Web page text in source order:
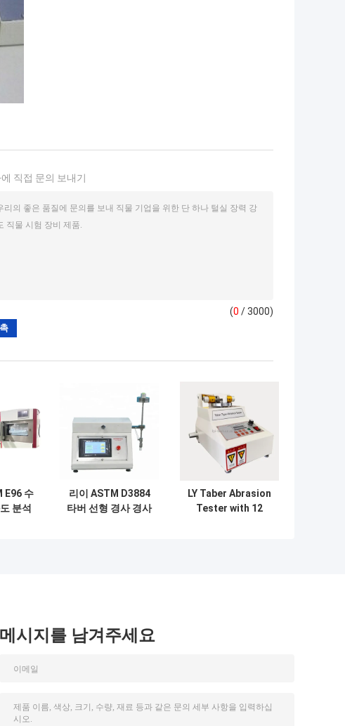
직접 문의 보내기
(0 / 3000)
E96 수
분석
리이 ASTM D3884
타버 선형 경사 경사
LY Taber Abrasion
Tester with 12
메시지를 남겨주세요